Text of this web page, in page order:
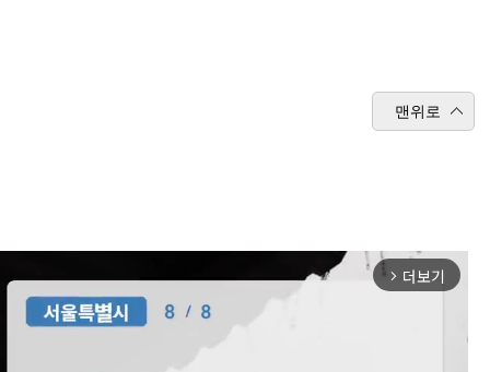
맨위로
arrow_forward_ios 더보기